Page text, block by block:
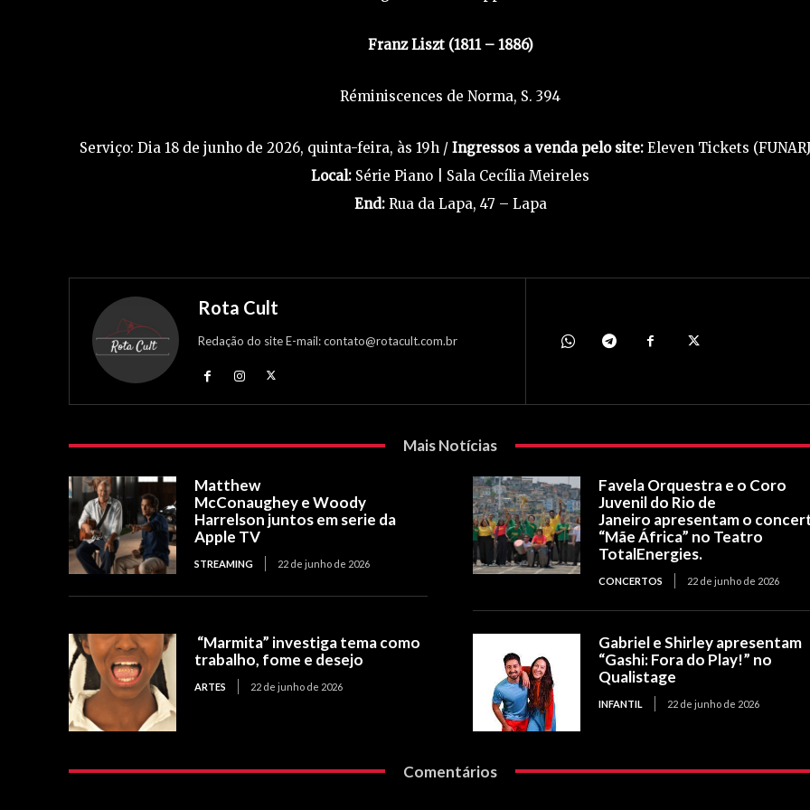
Franz Liszt (1811 – 1886)
Réminiscences de Norma, S. 394
Serviço: Dia 18 de junho de 2026, quinta-feira, às 19h /Ingressos a venda pelo site:Eleven Tickets
Local: Série Piano | Sala Cecília Meireles
End:Rua da Lapa, 47 – Lapa
Rota Cult
Redação do site E-mail: contato@rotacult.com.br
Mais Notícias
Matthew
McConaughey e Woody
Harrelson juntos em serie da
Apple TV
STREAMING 22 de junho de 2026
Favela Orquestra e o Coro
Juvenil do Rio de
Janeiro apresentam o
“Mãe África” no Teatro
TotalEnergies.
CONCERTOS 22 de junho de 2026
“Marmita” investiga tema como
trabalho, fome e desejo
ARTES 22 de junho de 2026
Gabriel e Shirley apresentam
“Gashi: Fora do Play!” no
Qualistage
INFANTIL 22 de junho de 2026
Comentários